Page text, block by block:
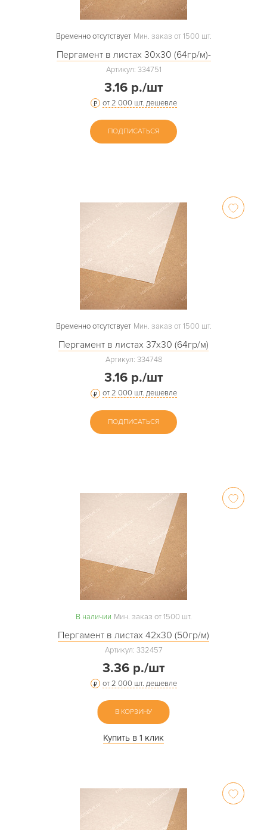
Временно отсутствует Мин. заказ от 1500 шт.
Пергамент в листах 30х30 (64гр/м)-
Артикул: 334751
3.16 р./шт
от 2 000 шт. дешевле
ПОДПИСАТЬСЯ
Временно отсутствует Мин. заказ от 1500 шт.
Пергамент в листах 37х30 (64гр/м)
Артикул: 334748
3.16 р./шт
от 2 000 шт. дешевле
ПОДПИСАТЬСЯ
В наличии Мин. заказ от 1500 шт.
Пергамент в листах 42х30 (50гр/м)
Артикул: 332457
3.36 р./шт
от 2 000 шт. дешевле
В КОРЗИНУ
Купить в 1 клик